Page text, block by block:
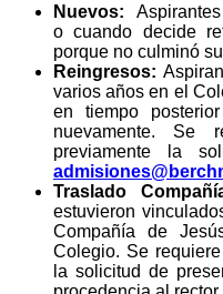
Nuevos:
o cuando decide
porque no culminó
Reingresos:
varios años en el
en tiempo
nuevamente. Se
previamente la
Traslado
estuvieron
Compañía de
Colegio. Se
la solicitud de